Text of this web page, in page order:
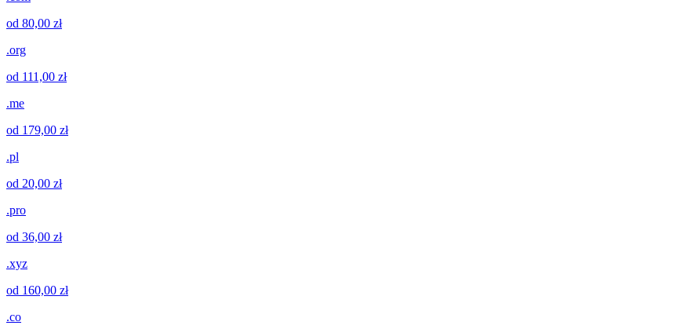
od 80,00 zł
.org
od 111,00 zł
.me
od 179,00 zł
.pl
od 20,00 zł
.pro
od 36,00 zł
.xyz
od 160,00 zł
.co